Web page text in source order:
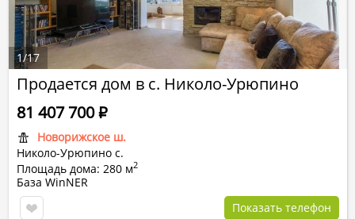
Продается дом в с. Николо-Урюпино
Новорижское ш.
Николо-Урюпино с.
Площадь дома: 280 м2
81 407 700Р
База WinNER
Показать телефон
1/17